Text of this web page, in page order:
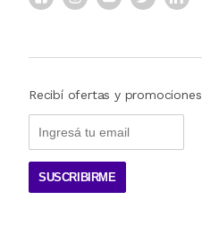
Recibí ofertas y promociones
SUSCRIBIRME